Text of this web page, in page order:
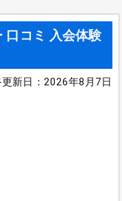
口コミ 入会体験
更新日：2026年8月7日